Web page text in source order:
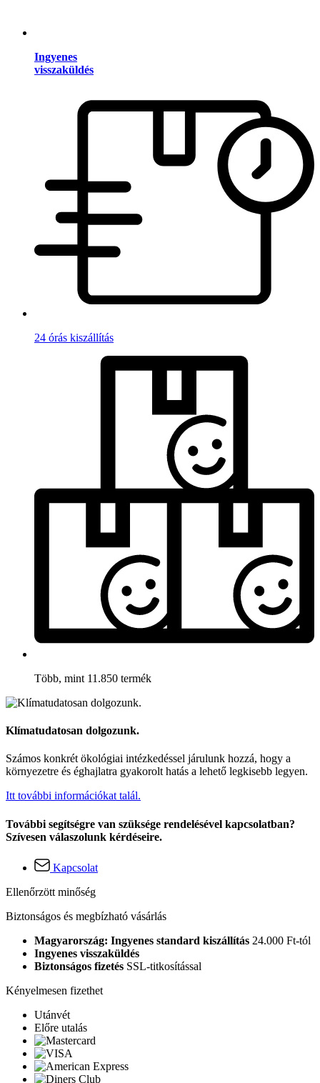
Ingyenes
visszaküldés
24 órás kiszállítás
Több, mint 11.850 termék
Klímatudatosan dolgozunk.
Számos konkrét ökológiai intézkedéssel járulunk hozzá, hogy a
környezetre és éghajlatra gyakorolt hatás a lehető legkisebb legyen.
Itt további információkat talál.
További segítségre van szüksége rendelésével kapcsolatban?
Szívesen válaszolunk kérdéseire.
Kapcsolat
Ellenőrzött minőség
Biztonságos és megbízható vásárlás
Magyarország: Ingyenes standard kiszállítás 24.000 Ft-tól
Ingyenes visszaküldés
Biztonságos fizetés SSL-titkosítással
Kényelmesen fizethet
Utánvét
Előre utalás